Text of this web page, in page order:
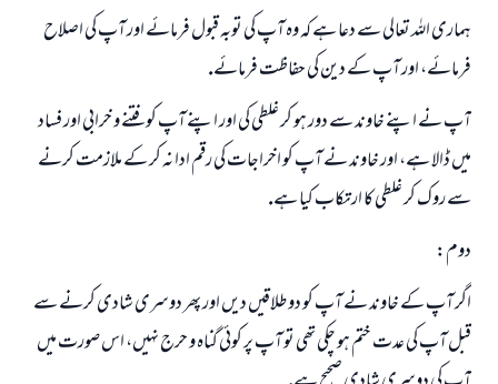
ہمارى اللہ تعالى سے دعا ہے كہ وہ آپ كى توبہ قبول فرمائے اور آپ كى اصلاح
فرمائے، اور آپ كے دين كى حفاظت فرمائے.
آپ نے اپنے خاوند سے دور ہو كر غلطى كى اور اپنے آپ كو فتنے و خرابى اور فساد
ميں ڈالا ہے، اور خاوند نے آپ كو اخراجات كى رقم ادا نہ كر كے ملازمت كرنے
سے روك كر غلطى كا ارتكاب كيا ہے.
دوم:
اگر آپ كے خاوند نے آپ كو دو طلاقيں ديں اور پھر دوسرى شادى كرنے سے
قبل آپ كى عدت ختم ہو چكى تھى تو آپ پر كوئى گناہ و حرج نہيں، اس صورت ميں